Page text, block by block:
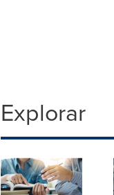
Explorar